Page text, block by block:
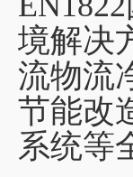
境解决
流物流
节能改
系统等